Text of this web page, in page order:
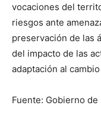
vocaciones del
riesgos ante
preservación de las
del impacto de las
adaptación al
Fuente: Gobierno